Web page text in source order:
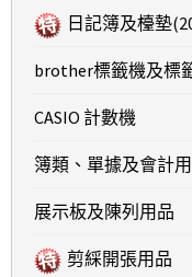
日記簿及檯墊
brother標籤機及標
CASIO 計數機
簿類、單據及會計
展示板及陳列用品
剪綵開張用品